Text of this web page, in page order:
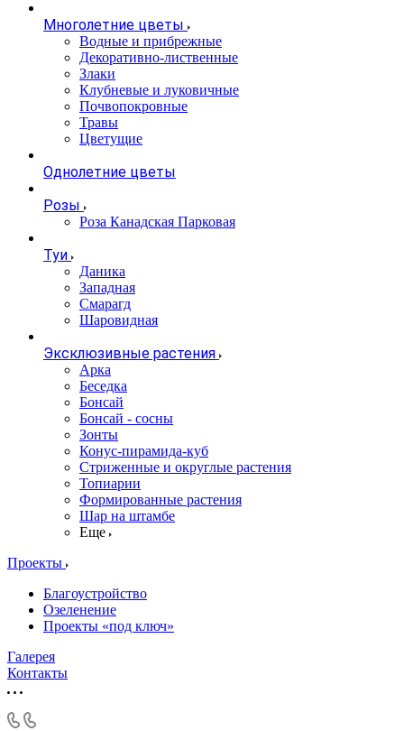
Многолетние цветы
Водные и прибрежные
Декоративно-лиственные
Злаки
Клубневые и луковичные
Почвопокровные
Травы
Цветущие
Однолетние цветы
Розы
Роза Канадская Парковая
Туи
Даника
Западная
Смарагд
Шаровидная
Эксклюзивные растения
Арка
Беседка
Бонсай
Бонсай - сосны
Зонты
Конус-пирамида-куб
Стриженные и округлые растения
Топиарии
Формированные растения
Шар на штамбе
Еще
Проекты
Благоустройство
Озеленение
Проекты «под ключ»
Галерея
Контакты